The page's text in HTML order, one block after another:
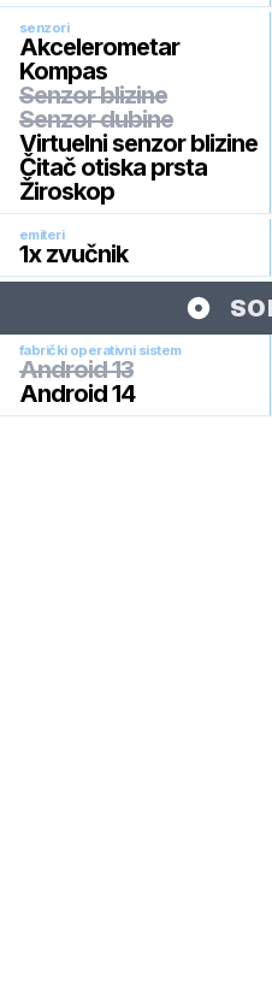
senzori
Akcelerometar
Kompas
Senzor blizine
Senzor dubine
Virtuelni senzor blizine
Čitač otiska prsta
Žiroskop
emiteri
1x zvučnik
fabrički operativni sistem
Android 13
Android 14